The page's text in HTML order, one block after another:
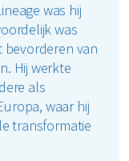
was hij
was
van
Hij werkte
als
waar hij
transformatie